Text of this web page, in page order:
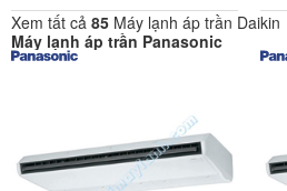
Xem tất cả 85 Máy lạnh áp trần Daikin
Máy lạnh áp trần Panasonic